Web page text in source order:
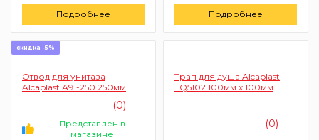
Подробнее Подробнее
скидка -5%
Отвод для унитаза
Alcaplast А91-250 250мм
(0)
Представлен в
магазине
Трап для душа Alcaplast
TQ5102 100мм х 100мм
(0)